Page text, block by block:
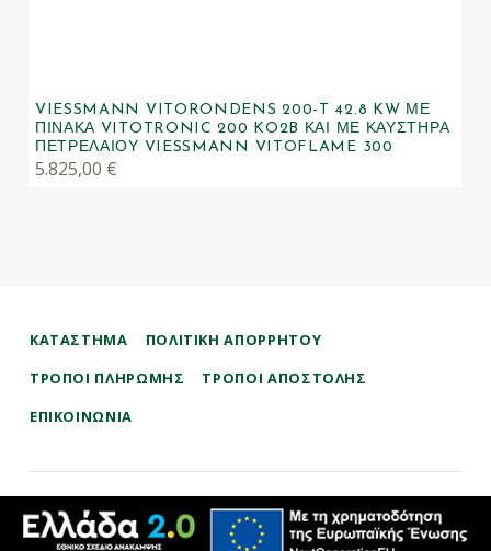
VIESSMANN VITORONDENS 200-T 42.8 KW ΜΕ
ΠΊΝΑΚΑ VITOTRONIC 200 KO2B ΚΑΙ ΜΕ ΚΑΥΣΤΉΡΑ
ΠΕΤΡΕΛΑΊΟΥ VIESSMANN VITOFLAME 300
5.825,00 €
ΚΑΤΑΣΤΗΜΑ
ΠΟΛΙΤΙΚΉ ΑΠΟΡΡΉΤΟΥ
ΤΡΌΠΟΙ ΠΛΗΡΩΜΉΣ
ΤΡΌΠΟΙ ΑΠΟΣΤΟΛΉΣ
ΕΠΙΚΟΙΝΩΝΊΑ
therman.gr
ΜΑΥΡΟΣΚΟΛΊΔΗΣ ΣΤΑΎΡΟΣ – ΕΞΟΙΚΟΝΌΜΗΣΗ ΕΝΈΡΓΕΙΑΣ ΑΠΕ
Χρησιμοποιούμε cookies για να σας προσφέρουμε τη βέλτιστη